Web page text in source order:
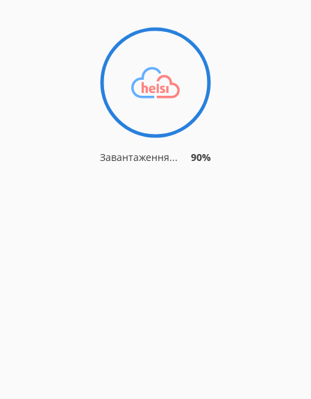
Завантаження... 90%